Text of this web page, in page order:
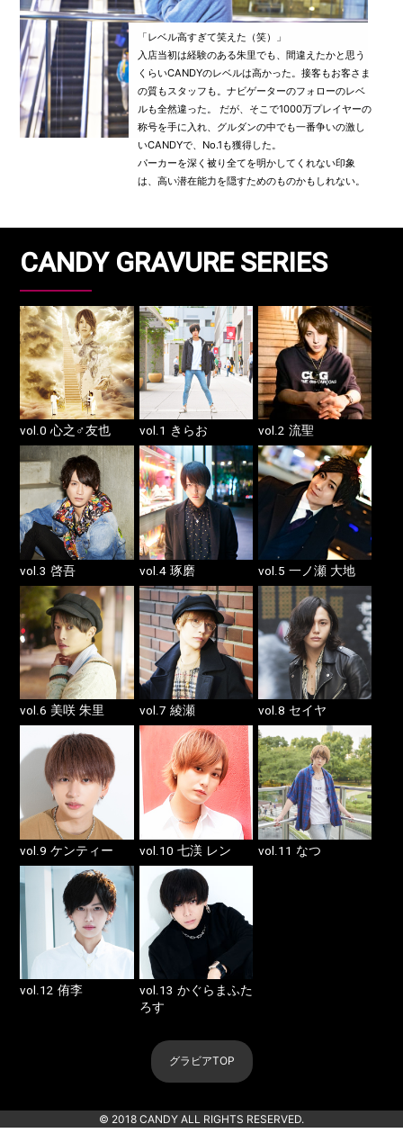
「レベル高すぎて笑えた（笑）」
入店当初は経験のある朱里でも、間違えたかと思う
くらいCANDYのレベルは高かった。接客もお客さま
の質もスタッフも。ナビゲーターのフォローのレベ
ルも全然違った。 だが、そこで1000万プレイヤーの
称号を手に入れ、グルダンの中でも一番争いの激し
いCANDYで、No.1も獲得した。
パーカーを深く被り全てを明かしてくれない印象
は、高い潜在能力を隠すためのものかもしれない。
CANDY GRAVURE SERIES
vol.0 心之♂友也 vol.1 きらお vol.2 流聖
vol.3 啓吾 vol.4 琢磨 vol.5 一ノ瀬 大地
vol.6 美咲 朱里 vol.7 綾瀬 vol.8 セイヤ
vol.9 ケンティー vol.10 七渼 レン vol.11 なつ
vol.12 侑李 vol.13 かぐらまふた
ろす
グラビアTOP
© 2018 CANDY ALL RIGHTS RESERVED.